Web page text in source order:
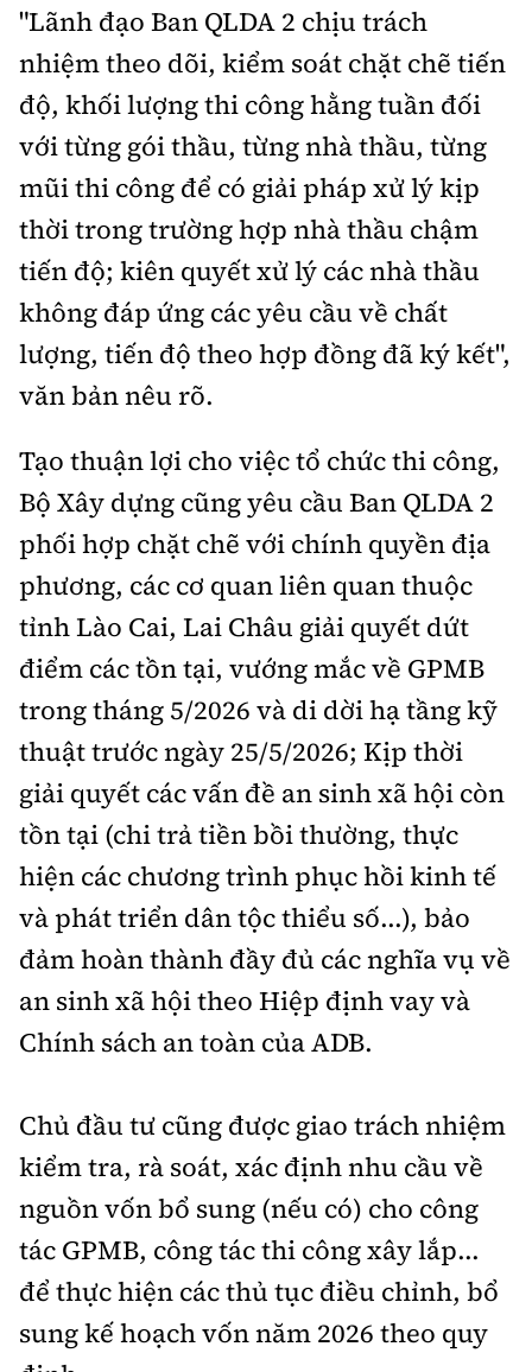
Cấm sao chép dưới mọi hình thức nếu không có sự
chấp thuận bằng văn bản.
soạn
"Lãnh đạo Ban QLDA 2 chịu trách
nhiệm theo dõi, kiểm soát chặt chẽ tiến
độ, khối lượng thi công hằng tuần đối
với từng gói thầu, từng nhà thầu, từng
mũi thi công để có giải pháp xử lý kịp
thời trong trường hợp nhà thầu chậm
tiến độ; kiên quyết xử lý các nhà thầu
không đáp ứng các yêu cầu về chất
lượng, tiến độ theo hợp đồng đã ký kết",
văn bản nêu rõ.
Tạo thuận lợi cho việc tổ chức thi công,
Bộ Xây dựng cũng yêu cầu Ban QLDA 2
phối hợp chặt chẽ với chính quyền địa
phương, các cơ quan liên quan thuộc
tỉnh Lào Cai, Lai Châu giải quyết dứt
điểm các tồn tại, vướng mắc về GPMB
trong tháng 5/2026 và di dời hạ tầng kỹ
thuật trước ngày 25/5/2026; Kịp thời
giải quyết các vấn đề an sinh xã hội còn
tồn tại (chi trả tiền bồi thường, thực
hiện các chương trình phục hồi kinh tế
và phát triển dân tộc thiểu số...), bảo
đảm hoàn thành đầy đủ các nghĩa vụ về
an sinh xã hội theo Hiệp định vay và
Chính sách an toàn của ADB.
Chủ đầu tư cũng được giao trách nhiệm
kiểm tra, rà soát, xác định nhu cầu về
nguồn vốn bổ sung (nếu có) cho công
tác GPMB, công tác thi công xây lắp...
để thực hiện các thủ tục điều chỉnh, bổ
sung kế hoạch vốn năm 2026 theo quy